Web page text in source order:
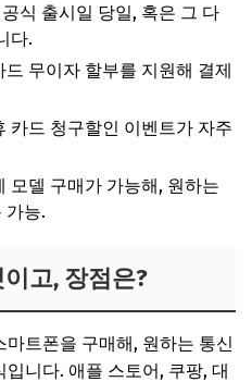
식 출시일 당일, 혹은 그 다
다.
드 무이자 할부를 지원해 결제
카드 청구할인 이벤트가 자주
모델 구매가 가능해, 원하는
가능.
고, 장점은?
마트폰을 구매해, 원하는 통신
니다. 애플 스토어, 쿠팡, 대